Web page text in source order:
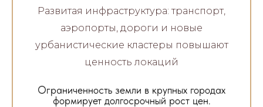
Развитая инфраструктура: транспорт,
аэропорты, дороги и новые
урбанистические кластеры повышают
ценность локаций
Ограниченность земли в крупных городах
формирует долгосрочный рост цен.